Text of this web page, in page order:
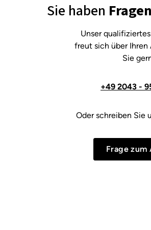
Sie haben
Unser
freut sich über Ihren
Sie
+49 2043 -
Oder schreiben Sie
Frage zum